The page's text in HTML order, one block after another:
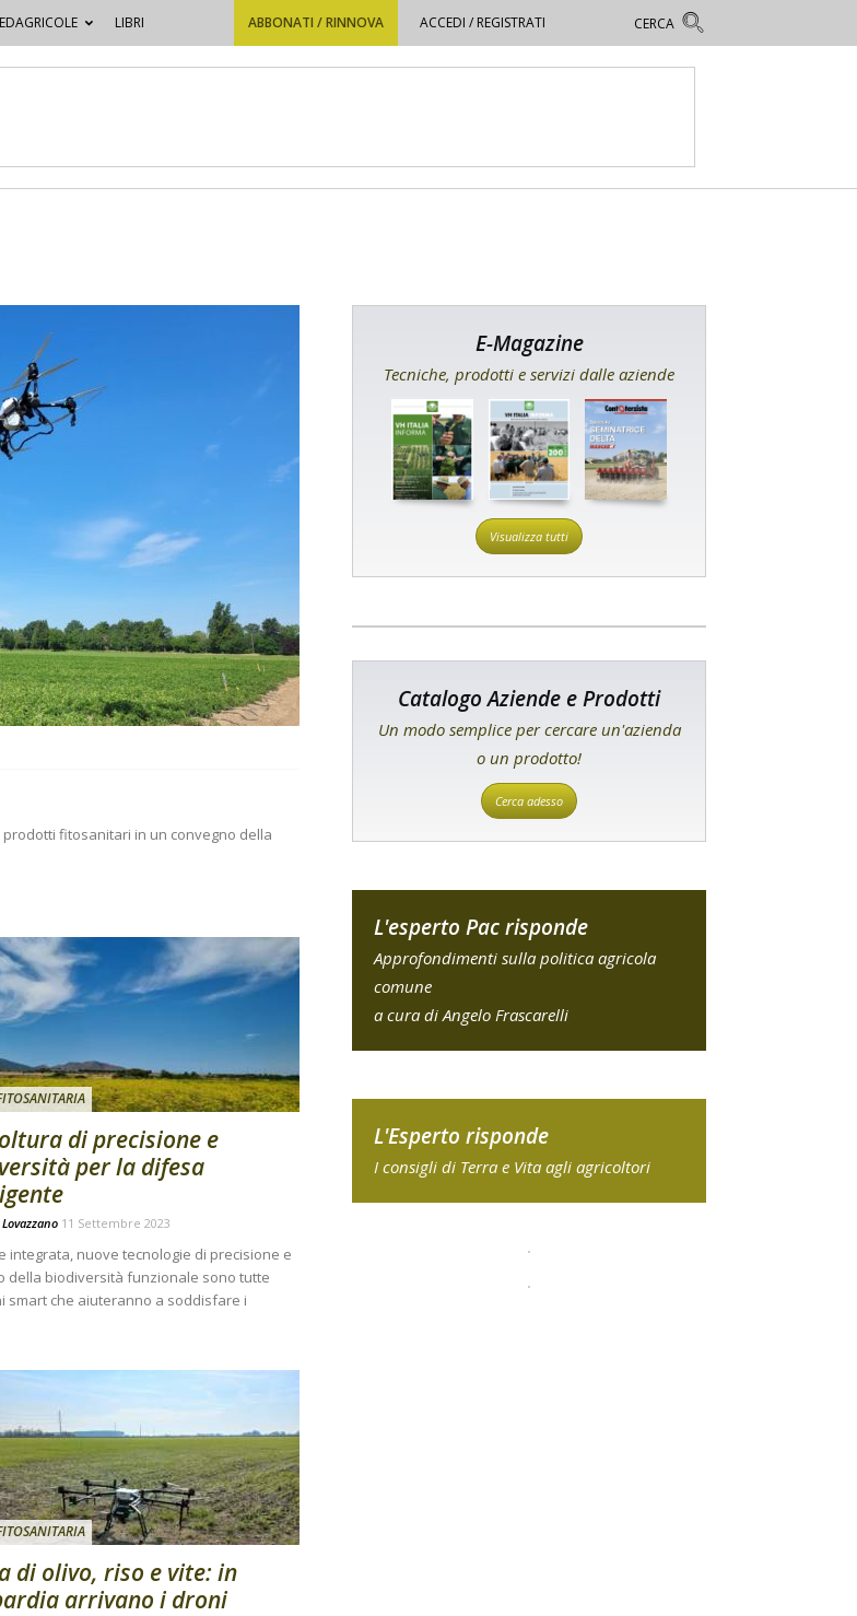
EDAGRICOLE LIBRI ABBONATI / RINNOVA ACCEDI / REGISTRATI
fitosanitari in un convegno della
di precisione e
per la difesa
11 Settembre 2023
integrata, nuove tecnologie di precisione e
della biodiversità funzionale sono tutte
smart che aiuteranno a soddisfare i
di olivo, riso e vite: in
arrivano i droni
E-Magazine
Tecniche, prodotti e servizi dalle aziende
Visualizza tutti
Catalogo Aziende e Prodotti
Un modo semplice per cercare un'azienda
o un prodotto!
Cerca adesso
L'esperto Pac risponde
Approfondimenti sulla politica agricola
comune
a cura di Angelo Frascarelli
L'Esperto risponde
I consigli di Terra e Vita agli agricoltori